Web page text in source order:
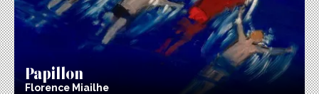
Papillon
Florence Miailhe